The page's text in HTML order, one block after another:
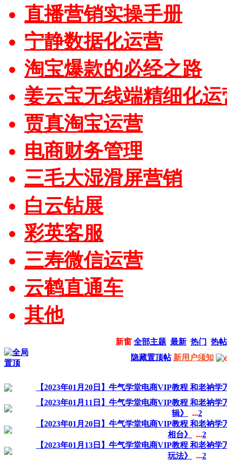
直播营销实操手册
宁静数据化运营
淘宝爆款的必经之路
姜云宝无线端精细化运
贾真淘宝运营
电商财务管理
三毛大湿滑屏营销
白云钻展
彩英客服
三寿微信运营
云鹤直通车
其他
新窗 全部主题 最新 热门
热帖
隐藏置顶帖 新用户须知
【2023年01月20日】牛气学堂电商VIP教程 和老衲
【2023年01月11日】牛气学堂电商VIP教程 和老衲
辑》
...2
【2023年01月20日】牛气学堂电商VIP教程 和老衲
相台》
...2
【2023年01月13日】牛气学堂电商VIP教程 和老衲
玩法》
...2